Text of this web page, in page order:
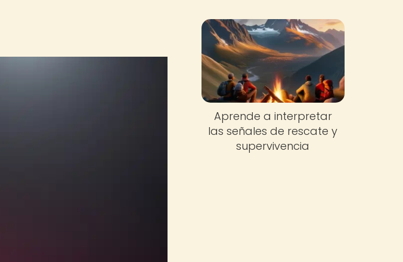
Aprende a interpretar
las señales de rescate y
supervivencia